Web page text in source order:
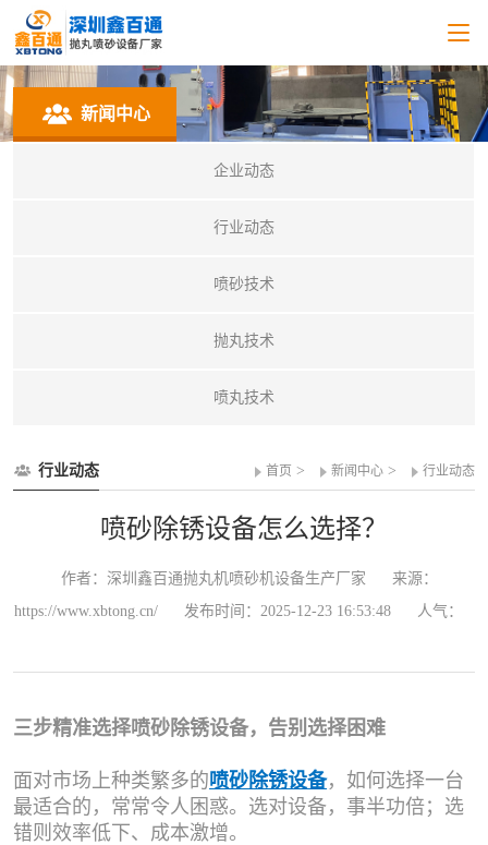
新闻中心
企业动态
行业动态
喷砂技术
抛丸技术
喷丸技术
行业动态 首页 > 新闻中心 > 行业动态
喷砂除锈设备怎么选择？
作者：深圳鑫百通抛丸机喷砂机设备生产厂家
来源：
https://www.xbtong.cn/
发布时间：2025-12-23 16:53:48 人气：
三步精准选择喷砂除锈设备，告别选择困难
面对市场上种类繁多的喷砂除锈设备，如何选择一台
最适合的，常常令人困惑。选对设备，事半功倍；选
错则效率低下、成本激增。